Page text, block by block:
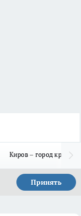
Киров – город
Принять